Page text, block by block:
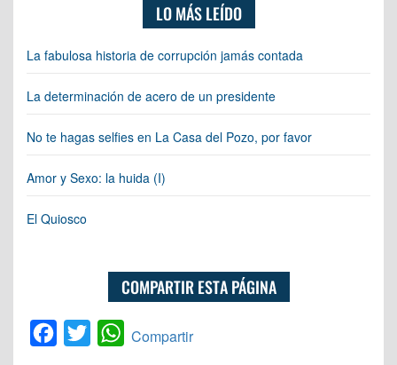
LO MÁS LEÍDO
La fabulosa historia de corrupción jamás contada
La determinación de acero de un presidente
No te hagas selfies en La Casa del Pozo, por favor
Amor y Sexo: la huida (I)
El Quiosco
COMPARTIR ESTA PÁGINA
Facebook
Twitter WhatsApp
Compartir